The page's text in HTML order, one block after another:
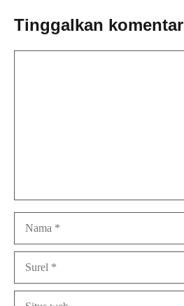
Tinggalkan komentar